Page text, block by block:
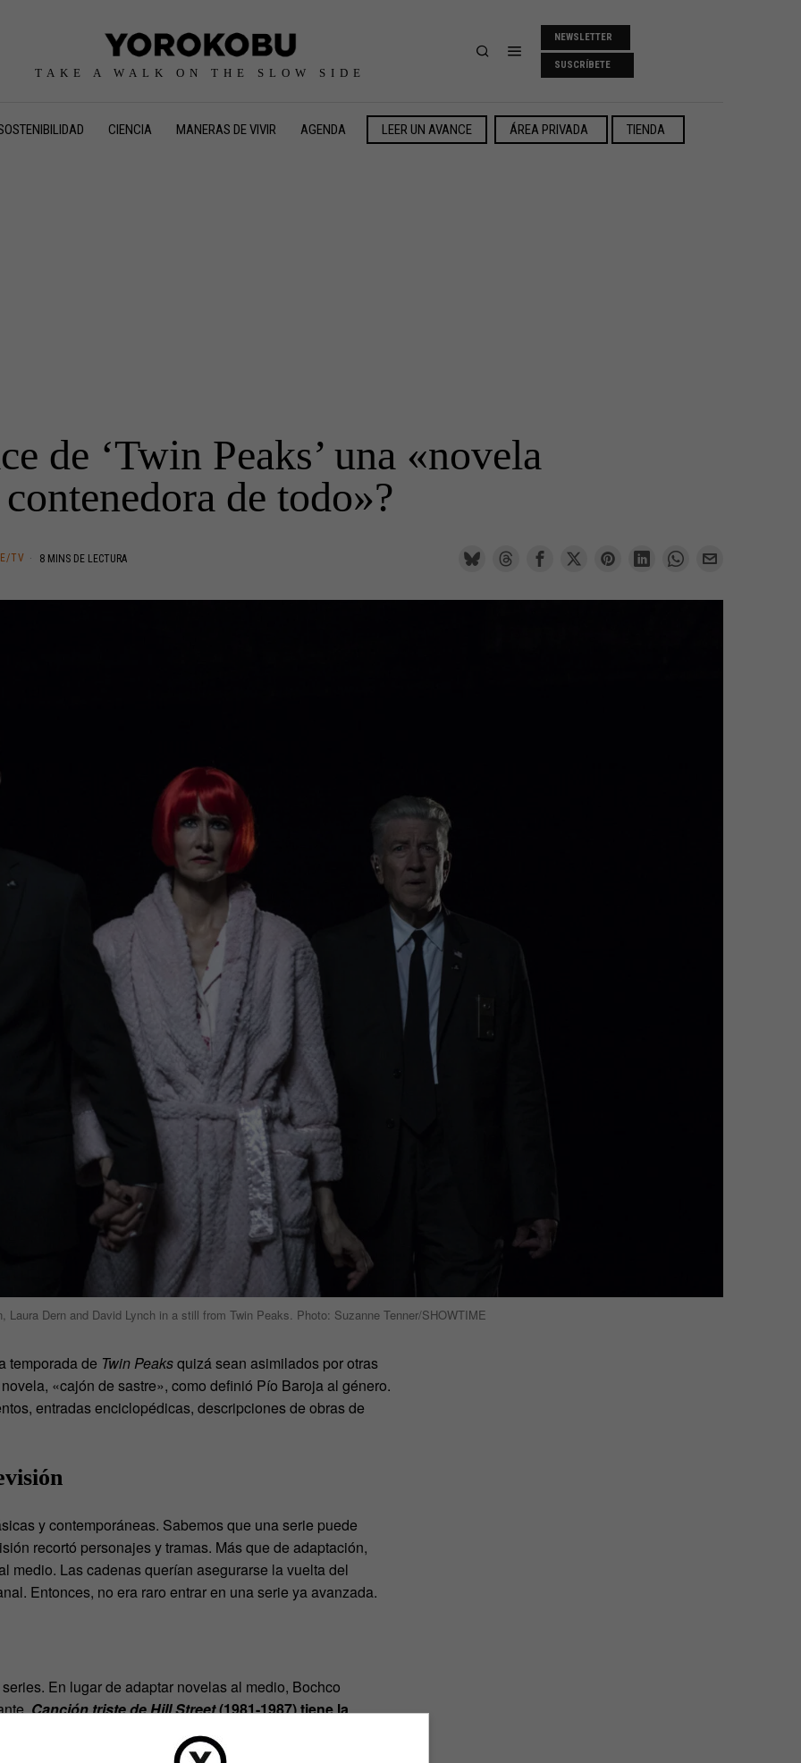
TAKE A WALK ON THE SLOW SIDE
NEWSLETTER
SUSCRÍBETE
CIENCIA MANERAS DE VIVIR AGENDA LEER UN AVANCE ÁREA PRIVADA TIENDA
de ‘Twin Peaks’ una «novela
contenedora de todo»?
TV 8 MINS DE LECTURA
Laura Dern and David Lynch in a still from Twin Peaks. Photo: Suzanne Tenner/SHOWTIME
temporada de Twin Peaksquizá sean asimilados por otras
«cajón de sastre», como definió Pío Baroja al género.
entradas enciclopédicas, descripciones de obras de
y contemporáneas. Sabemos que una serie puede
recortó personajes y tramas. Más que de adaptación,
medio. Las cadenas querían asegurarse la vuelta del
Entonces, no era raro entrar en una serie ya avanzada.
En lugar de adaptar novelas al medio, Bochco
Canción triste de Hill Street(1981-1987) tiene la